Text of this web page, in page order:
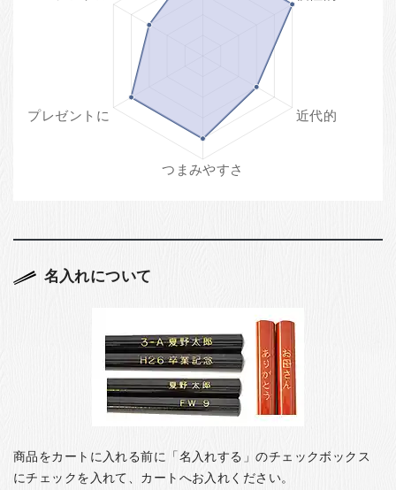
名入れについて
商品をカートに入れる前に「名入れする」のチェックボックス
にチェックを入れて、カートへお入れください。